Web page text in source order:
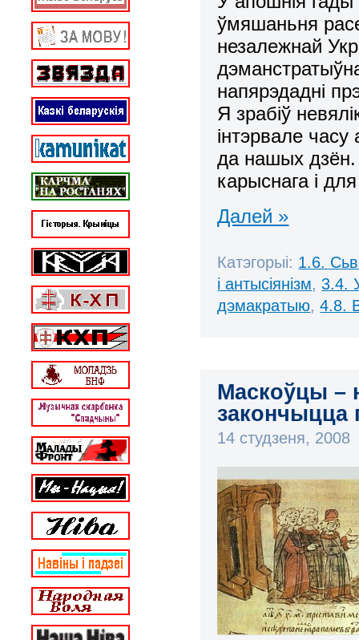
ўмяшаньня
незалежнай
напярэдадні
Я зрабіў
інтэрвале
да нашых дзён.
карыснага і
Далей »
Катэгорыі: 1.6.
і антысіянізм, 3.4.
дэмакратыю,4.8.
Маскоўцы –
закончыцца
14 студзеня, 2008